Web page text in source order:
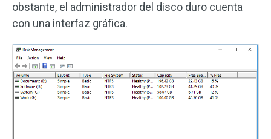
obstante, el administrador del disco duro cuenta
con una interfaz gráfica.